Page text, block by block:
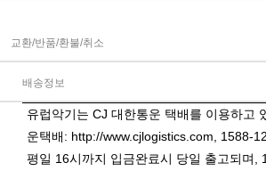
교환/반품/환불/취소
배송정보
유럽악기는 CJ 대한통운 택배를 이용하고
운택배: http://www.cjlogistics.com , 1588-
평일 16시까지 입금완료시 당일 출고되며,